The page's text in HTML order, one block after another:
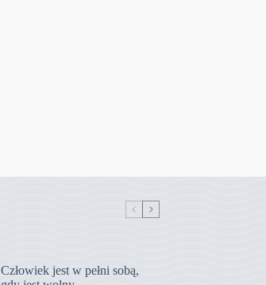
Człowiek jest w pełni sobą,